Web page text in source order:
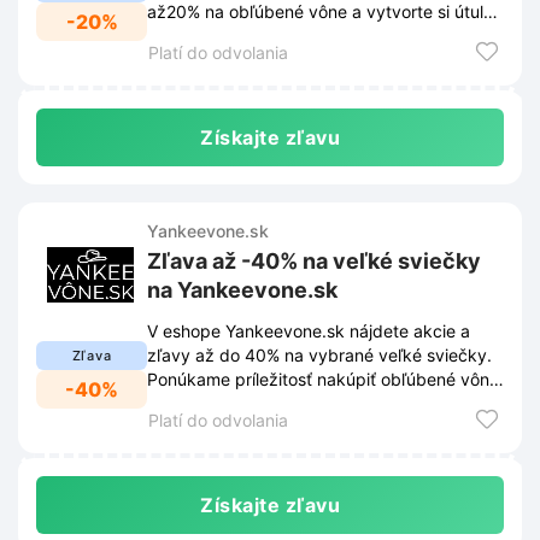
-20%
až20% na obľúbené vône a vytvorte si útulnú
Platí do odvolania
Získajte zľavu
Zľava
-40%
Yankeevone.sk
Zľava až -40% na veľké sviečky
na Yankeevone.sk
V eshope Yankeevone.sk nájdete akcie a
zľavy až do 40% na vybrané veľké sviečky.
Ponúkame príležitosť nakúpiť obľúbené vône
Platí do odvolania
Získajte zľavu